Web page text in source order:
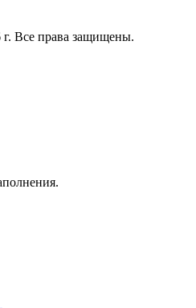
Все права защищены.